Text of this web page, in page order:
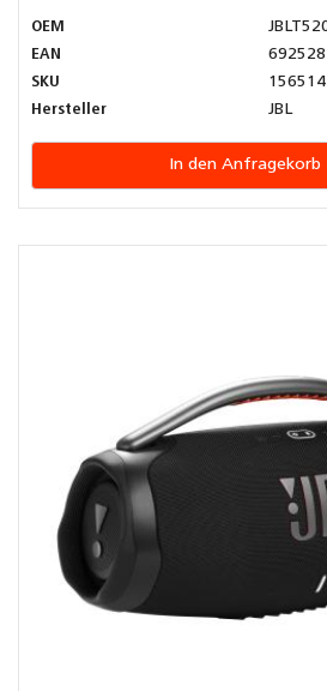
OEM
EAN
SKU
156514
Hersteller
JBL
In den Anfragekorb